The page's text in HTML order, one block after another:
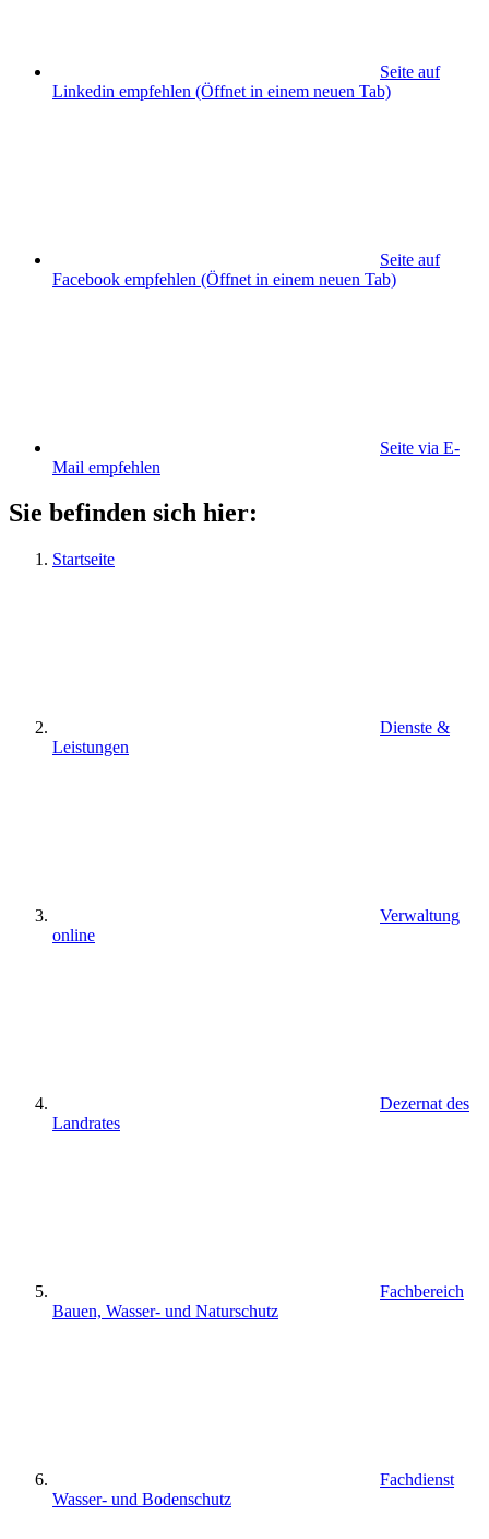
Seite auf
Linkedin empfehlen (Öffnet in einem neuen Tab)
Seite auf
Facebook empfehlen (Öffnet in einem neuen Tab)
Seite via E-
Mail empfehlen
Sie befinden sich hier:
Startseite
Dienste &
Leistungen
Verwaltung
online
Dezernat des
Landrates
Fachbereich
Bauen, Wasser- und Naturschutz
Fachdienst
Wasser- und Bodenschutz